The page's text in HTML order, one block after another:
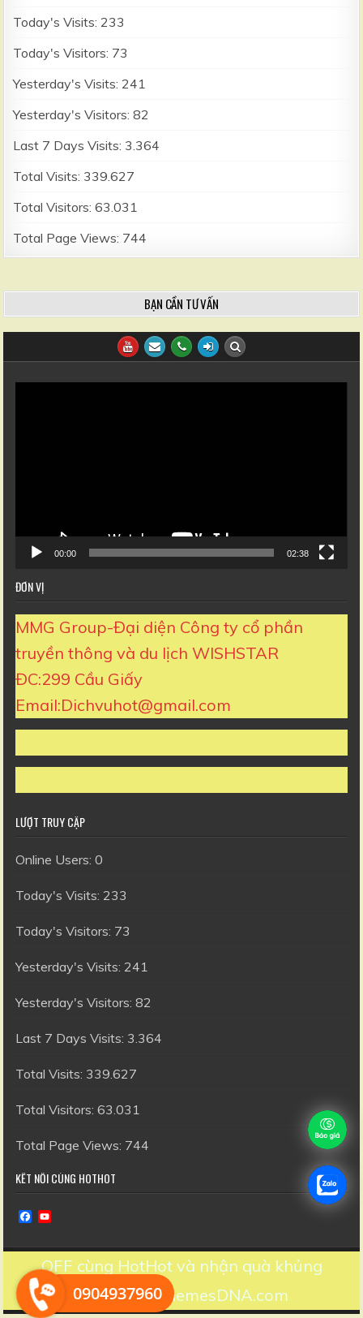
Today's Visits: 233
Today's Visitors: 73
Yesterday's Visits: 241
Yesterday's Visitors:82
Last 7 Days Visits: 3.364
Total Visits: 339.627
Total Visitors:63.031
Total Page Views: 744
BẠN CẦN TƯ VẤN
00:00 02:38
ĐƠN VỊ
MMG Group-Đại diện Công ty cổ phần
truyền thông và du lịch WISHSTAR
ĐC:299 Cầu Giấy
Email:Dichvuhot@gmail.com
LƯỢT TRUY CẬP
Online Users:0
Today's Visits: 233
Today's Visitors: 73
Yesterday's Visits: 241
Yesterday's Visitors:82
Last 7 Days Visits: 3.364
Total Visits: 339.627
Total Visitors:63.031
Total Page Views: 744
KẾT NỐI CÙNG HOTHOT
F
e
b
o
o
k
T
u
b
e
OFF cùng HotHot và nhận quà khủng
Design by ThemesDNA.com
0904937960